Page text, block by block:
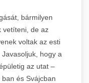
bármilyen
vetíteni, de az
voltak az esti
hogy a
az utat –
és Svájcban